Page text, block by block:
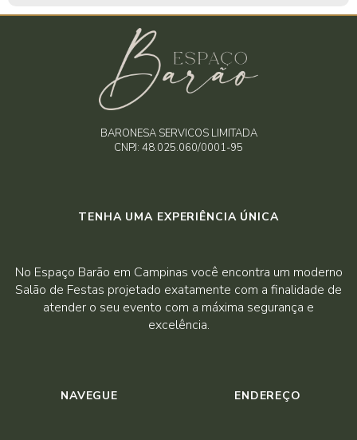
BARONESA SERVICOS LIMITADA
CNPJ: 48.025.060/0001-95
TENHA UMA EXPERIÊNCIA ÚNICA
No Espaço Barão em Campinas você encontra um moderno
Salão de Festas projetado exatamente com a finalidade de
atender o seu evento com a máxima segurança e
excelência.
NAVEGUE ENDEREÇO